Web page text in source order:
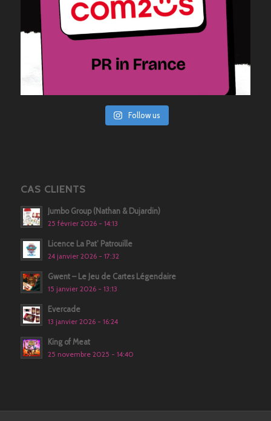
Follow us
CAS CLIENTS
Jumbo Group (Nathan & Dujardin)
25 février 2026 - 14:13
Licence La Pat’ Patrouille
24 janvier 2026 - 17:32
Gwent – Le Jeu de Cartes Légendaire
15 janvier 2026 - 13:13
Evercade
13 janvier 2026 - 16:24
King of Meat
25 novembre 2025 - 14:40